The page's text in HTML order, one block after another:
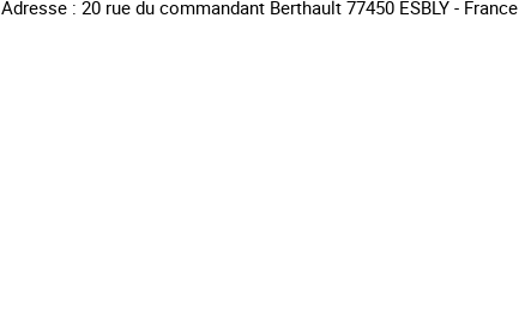
Adresse : 20 rue du commandant Berthault 77450 ESBLY - France